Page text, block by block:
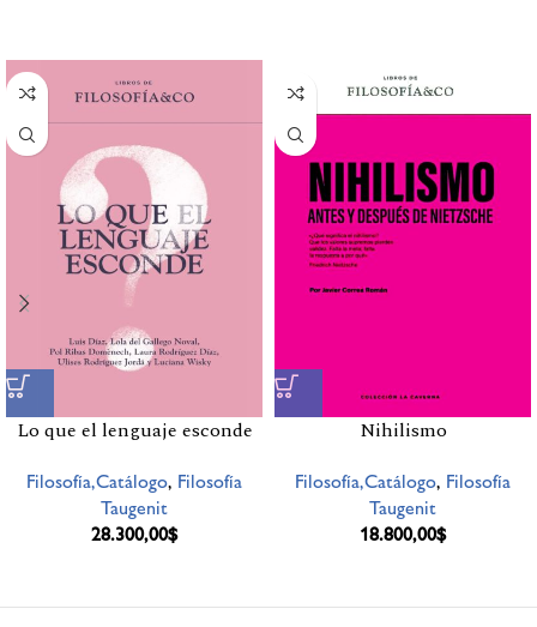
Lo que el lenguaje esconde
Filosofía,Catálogo, Filosofía
Taugenit
28.300,00$
Nihilismo
Filosofía,Catálogo, Filosofía
Taugenit
18.800,00$